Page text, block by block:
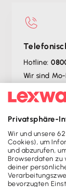
Hotline:
Wir sind